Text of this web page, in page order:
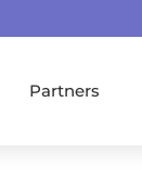
Partners